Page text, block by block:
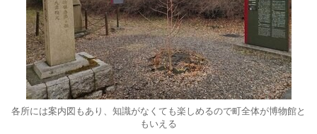
各所には案内図もあり、知識がなくても楽しめるので町全体が博物館と
もいえる